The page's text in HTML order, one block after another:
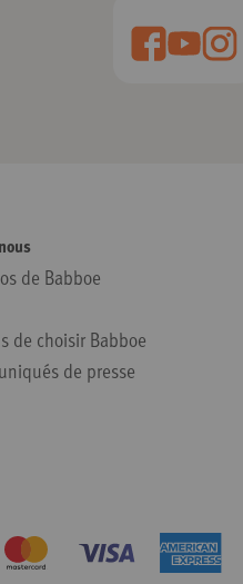
de Babboe
de choisir Babboe
de presse